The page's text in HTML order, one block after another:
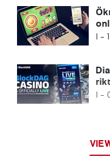
I -
I -